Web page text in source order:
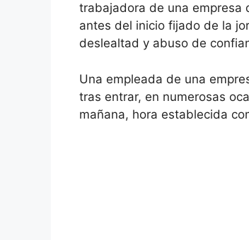
trabajadora de una empresa
antes del inicio fijado de la
deslealtad y abuso de
Una empleada de una
tras entrar, en numerosas
mañana, hora establecida